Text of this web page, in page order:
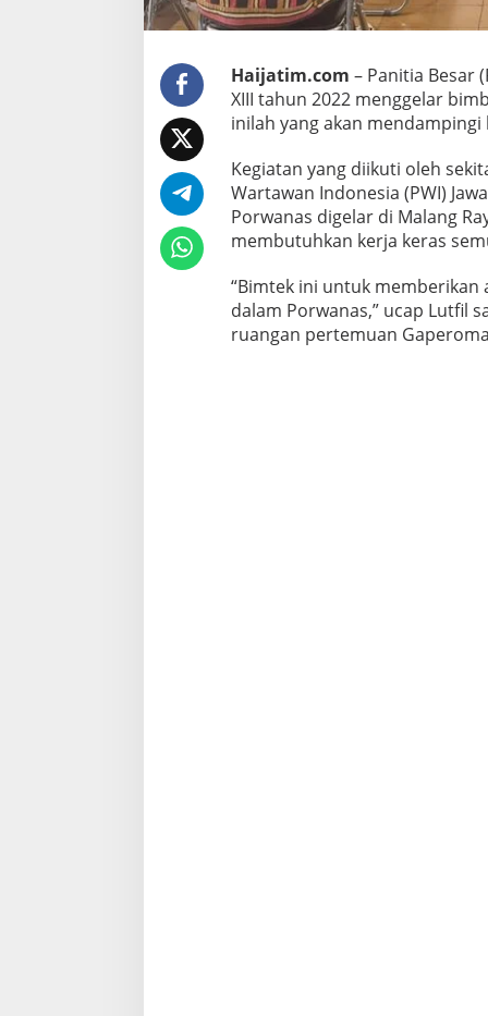
B
i
t
k
Haijatim.com – Panitia Besar
XIII tahun 2022 menggelar
inilah yang akan
Kegiatan yang diikuti oleh
Wartawan Indonesia (PWI)
Porwanas digelar di Malang
membutuhkan kerja keras
“Bimtek ini untuk memberikan
dalam Porwanas,” ucap Lutfil
ruangan pertemuan